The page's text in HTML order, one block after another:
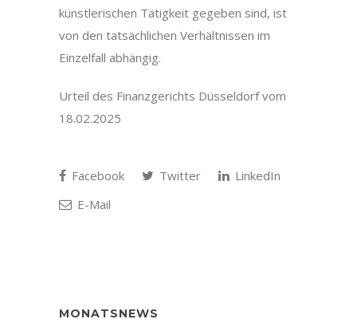
künstlerischen Tätigkeit gegeben sind, ist
von den tatsächlichen Verhältnissen im
Einzelfall abhängig.
Urteil des Finanzgerichts Düsseldorf vom
18.02.2025
Facebook Twitter
LinkedIn
E-Mail
MONATSNEWS